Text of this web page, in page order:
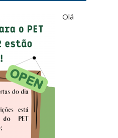
Olá